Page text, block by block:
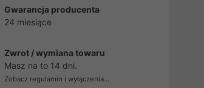
Gwarancja producenta
24 miesiące
Zwrot / wymiana towaru
Masz na to 14 dni.
Zobacz regulamin i wyłączenia...